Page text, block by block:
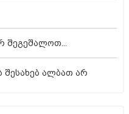
შეგეშალოთ...
შესახებ ალბათ არ